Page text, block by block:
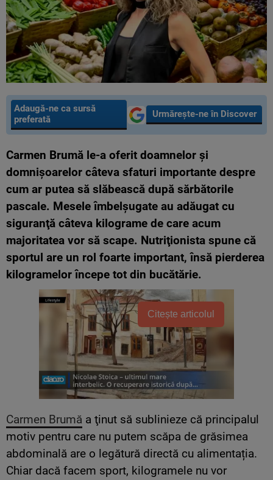
Adaugă-ne ca sursă
preferată
Urmărește-ne în Discover
Carmen Brumă le-a oferit doamnelor şi
domnişoarelor câteva sfaturi importante despre
cum ar putea să slăbească după sărbătorile
pascale. Mesele îmbelşugate au adăugat cu
siguranţă câteva kilograme de care acum
majoritatea vor să scape. Nutriţionista spune că
sportul are un rol foarte important, însă pierderea
kilogramelor începe tot din bucătărie.
Citește articolul
Carmen Brumă a ţinut să sublinieze că principalul
motiv pentru care nu putem scăpa de grăsimea
abdominală are o legătură directă cu alimentația.
Chiar dacă facem sport, kilogramele nu vor